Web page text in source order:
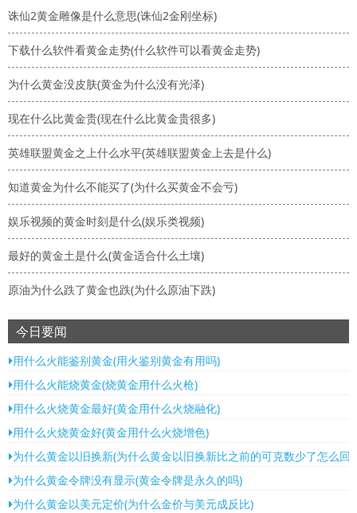
诛仙2黄金雕像是什么意思(诛仙2金刚坐标)
下载什么软件看黄金走势(什么软件可以看黄金走势)
为什么黄金没皮肤(黄金为什么没有光泽)
现在什么比黄金贵(现在什么比黄金贵很多)
英雄联盟黄金之上什么水平(英雄联盟黄金上去是什么)
知道黄金为什么不能买了(为什么买黄金不会亏)
娱乐视频的黄金时刻是什么(娱乐类视频)
最好的黄金土是什么(黄金适合什么土壤)
原油为什么跌了黄金也跌(为什么原油下跌)
今日要闻
用什么火能鉴别黄金(用火鉴别黄金有用吗)
用什么火能烧黄金(烧黄金用什么火枪)
用什么火烧黄金最好(黄金用什么火烧融化)
用什么火烧黄金好(黄金用什么火烧增色)
为什么黄金以旧换新(为什么黄金以旧换新比之前的可克数少了怎么回
为什么黄金令牌没有显示(黄金令牌是永久的吗)
为什么黄金以美元定价(为什么金价与美元成反比)